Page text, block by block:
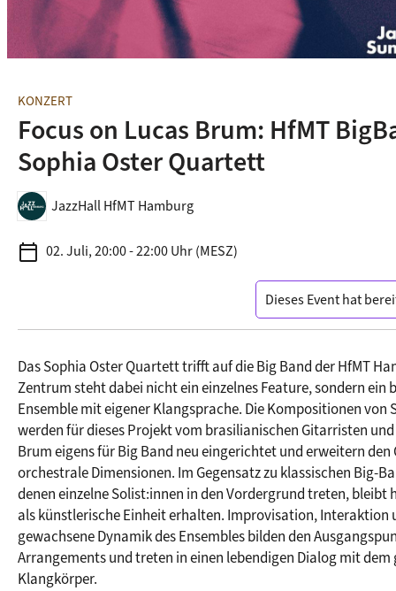
KONZERT
Focus on Lucas Brum: HfMT
Sophia Oster Quartett
JazzHall HfMT Hamburg
calendar_today 02. Juli, 20:00 - 22:00 Uhr (MESZ)
Dieses Event hat
Das Sophia Oster Quartett trifft auf die Big Band der HfMT
Zentrum steht dabei nicht ein einzelnes Feature, sondern ein
Ensemble mit eigener Klangsprache. Die Kompositionen von
werden für dieses Projekt vom brasilianischen Gitarristen
Brum eigens für Big Band neu eingerichtet und erweitern
orchestrale Dimensionen. Im Gegensatz zu klassischen Big-
denen einzelne Solist:innen in den Vordergrund treten, bleibt
als künstlerische Einheit erhalten. Improvisation, Interaktion
gewachsene Dynamik des Ensembles bilden den
Arrangements und treten in einen lebendigen Dialog mit dem
Klangkörper.